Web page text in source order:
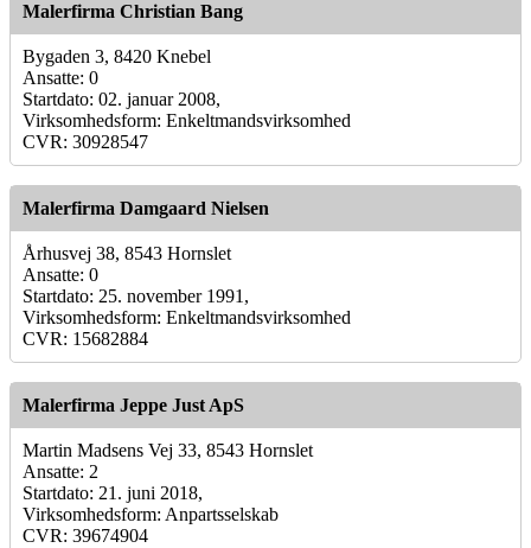
Malerfirma Christian Bang
Bygaden 3, 8420 Knebel
Ansatte: 0
Startdato: 02. januar 2008,
Virksomhedsform: Enkeltmandsvirksomhed
CVR: 30928547
Malerfirma Damgaard Nielsen
Århusvej 38, 8543 Hornslet
Ansatte: 0
Startdato: 25. november 1991,
Virksomhedsform: Enkeltmandsvirksomhed
CVR: 15682884
Malerfirma Jeppe Just ApS
Martin Madsens Vej 33, 8543 Hornslet
Ansatte: 2
Startdato: 21. juni 2018,
Virksomhedsform: Anpartsselskab
CVR: 39674904